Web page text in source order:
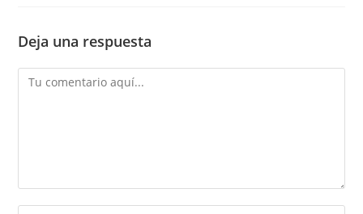
Deja una respuesta